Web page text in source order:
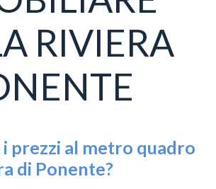
RIVIERA
i prezzi al metro quadro
di Ponente?